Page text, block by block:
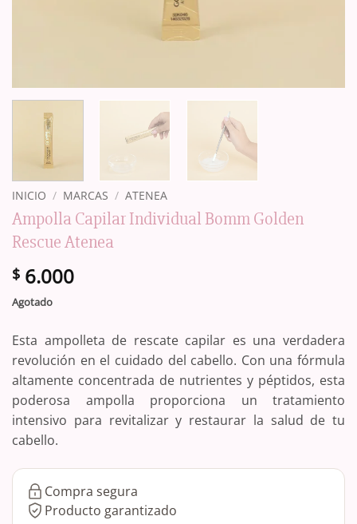
INICIO / MARCAS / ATENEA
Ampolla Capilar Individual Bomm Golden
Rescue Atenea
$ 6.000
Agotado
Esta ampolleta de rescate capilar es una verdadera
revolución en el cuidado del cabello. Con una fórmula
altamente concentrada de nutrientes y péptidos, esta
poderosa ampolla proporciona un tratamiento
intensivo para revitalizar y restaurar la salud de tu
cabello.
Compra segura
Producto garantizado